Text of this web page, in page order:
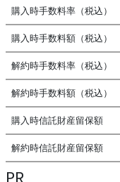
購入時手数料率（税込）
購入時手数料額（税込）
解約時手数料率（税込）
解約時手数料額（税込）
購入時信託財産留保額
解約時信託財産留保額
PR